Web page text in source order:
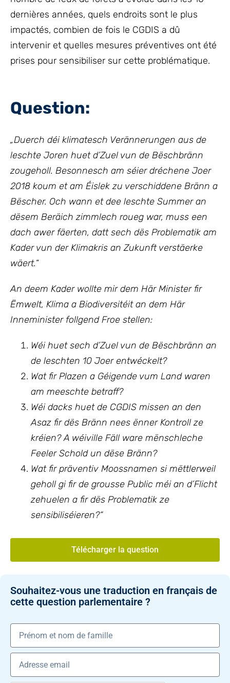
dernières années, quels endroits sont le plus
impactés, combien de fois le CGDIS a dû
intervenir et quelles mesures préventives ont été
prises pour sensibiliser sur cette problématique.
Question:
„Duerch déi klimatesch Verännerungen aus de
leschte Joren huet d’Zuel vun de Bëschbränn
zougeholl. Besonnesch am séier dréchene Joer
2018 koum et am Éislek zu verschiddene Bränn a
Bëscher. Och wann et dee leschte Summer an
dësem Beräich zimmlech roueg war, muss een
dach awer fäerten, datt sech dës Problematik am
Kader vun der Klimakris an Zukunft verstäerke
wäert.“
An deem Kader wollte mir dem Här Minister fir
Ëmwelt, Klima a Biodiversitéit an dem Här
Inneminister follgend Froe stellen:
Wéi huet sech d’Zuel vun de Bëschbränn an
de leschten 10 Joer entwéckelt?
Wat fir Plazen a Géigende vum Land waren
am meeschte betraff?
Wéi dacks huet de CGDIS missen an den
Asaz fir dës Bränn nees ënner Kontroll ze
kréien? A wéiville Fäll ware mënschleche
Feeler Schold un dëse Bränn?
Wat fir präventiv Moossnamen si mëttlerweil
geholl gi fir de grousse Public méi an d’Flicht
zehuelen a fir dës Problematik ze
sensibiliséieren?“
Télécharger la question
Souhaitez-vous une traduction en français de
cette question parlementaire ?